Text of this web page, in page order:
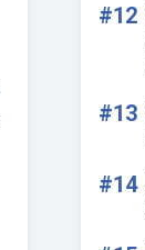
#12
#13
#14